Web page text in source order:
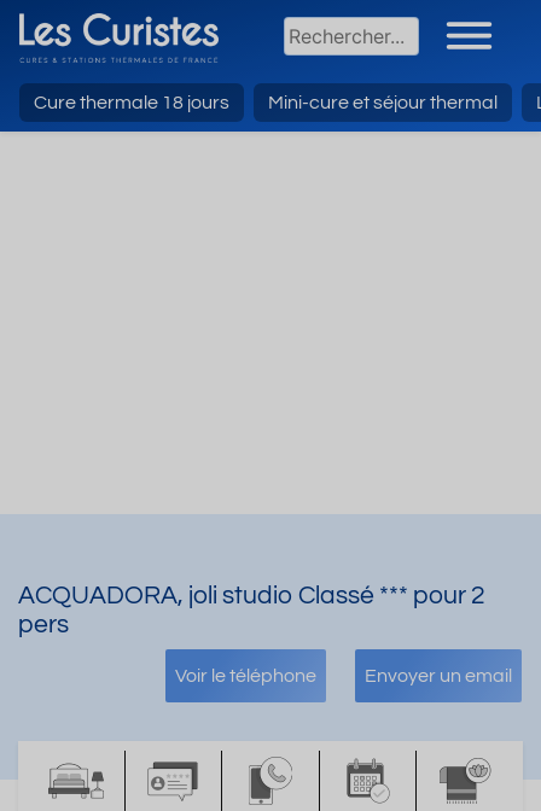
Cure thermale 18 jours Mini-cure et séjour thermal
ACQUADORA, joli studio Classé *** pour 2
pers
Voir le téléphone Envoyer un email